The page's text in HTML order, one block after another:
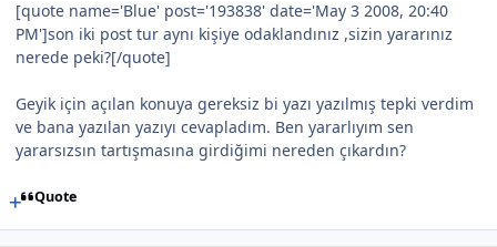
[quote name='Blue' post='193838' date='May 3 2008, 20:40
PM']son iki post tur aynı kişiye odaklandınız ,sizin yararınız
nerede peki?[/quote]
Geyik için açılan konuya gereksiz bi yazı yazılmış tepki verdim
ve bana yazılan yazıyı cevapladım. Ben yararlıyım sen
yararsızsın tartışmasına girdiğimi nereden çıkardın?
Quote